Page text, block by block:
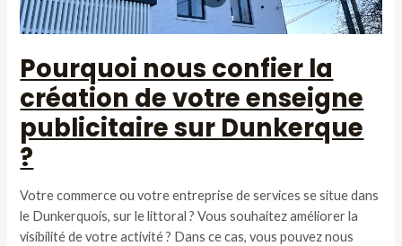
Pourquoi nous confier la
création de votre enseigne
publicitaire sur Dunkerque
?
Votre commerce ou votre entreprise de services se situe dans
le Dunkerquois, sur le littoral ? Vous souhaitez améliorer la
visibilité de votre activité ? Dans ce cas, vous pouvez nous